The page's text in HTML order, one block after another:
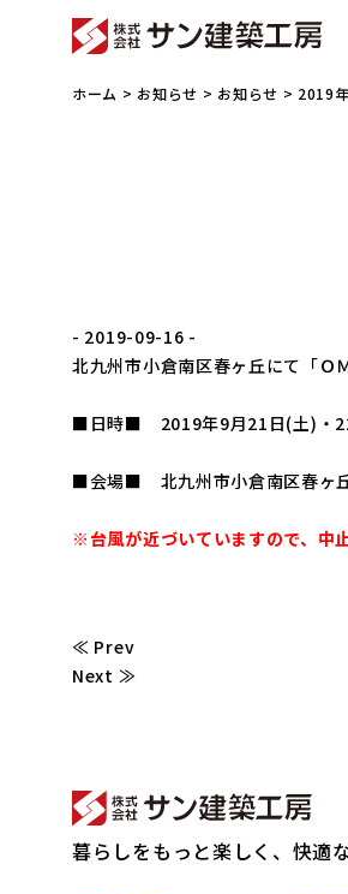
ホーム > お知らせ > お知らせ > 2019
- 2019-09-16 -
北九州市小倉南区春ヶ丘にて「Ｏ
■日時■ 2019年9月21日(土)・
■会場■ 北九州市小倉南区春ヶ
※台風が近づいていますので、中
≪ Prev
Next ≫
暮らしをもっと楽しく、快適